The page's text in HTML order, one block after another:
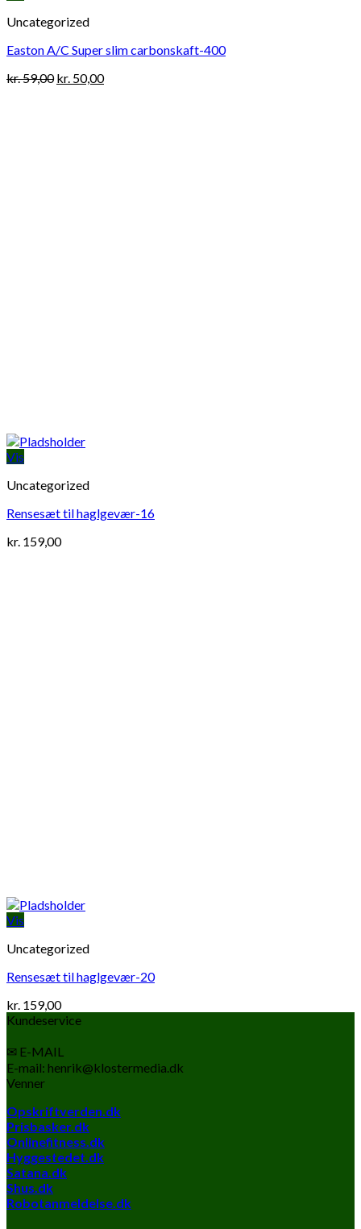
Uncategorized
Easton A/C Super slim carbonskaft-400
kr.59,00 Original
kr. 50,00Current
Vis
Uncategorized
Rensesæt til haglgevær-16
kr. 159,00
Vis
Uncategorized
Rensesæt til haglgevær-20
kr. 159,00
Kundeservice
✉ E-MAIL
E-mail: henrik@klostermedia.dk
Venner
Opskriftverden.dk
Prisbasker.dk
Onlinefitness.dk
Hyggestedet.dk
Satana.dk
Shus.dk
Robotanmeldelse.dk